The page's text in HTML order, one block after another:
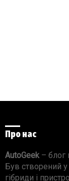
Про нас
AutoGeek– блог
Був створений
гібриди і